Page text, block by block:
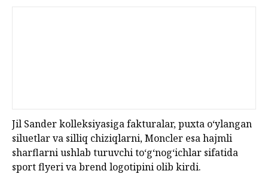
Jil Sander kolleksiyasiga fakturalar, puxta o‘ylangan
siluetlar va silliq chiziqlarni, Moncler esa hajmli
sharflarni ushlab turuvchi to‘g‘nog‘ichlar sifatida
sport flyeri va brend logotipini olib kirdi.